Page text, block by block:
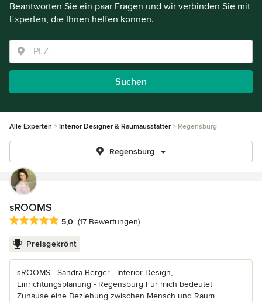
Beantworten Sie ein paar Fragen und wir verbinden Sie mit
Experten, die Ihnen helfen können.
Suchen
Alle Experten Interior Designer & Raumausstatter Regensburg
Regensburg
sROOMS
Durchschnittliche Bewertung: 5 von 5 Sternen
5,0 (17 Bewertungen)
Preisgekrönt
sROOMS - Sandra Berger - Interior Design,
Einrichtungsplanung - Regensburg Für mich bedeutet
Zuhause eine Beziehung zwischen Mensch und Raum....